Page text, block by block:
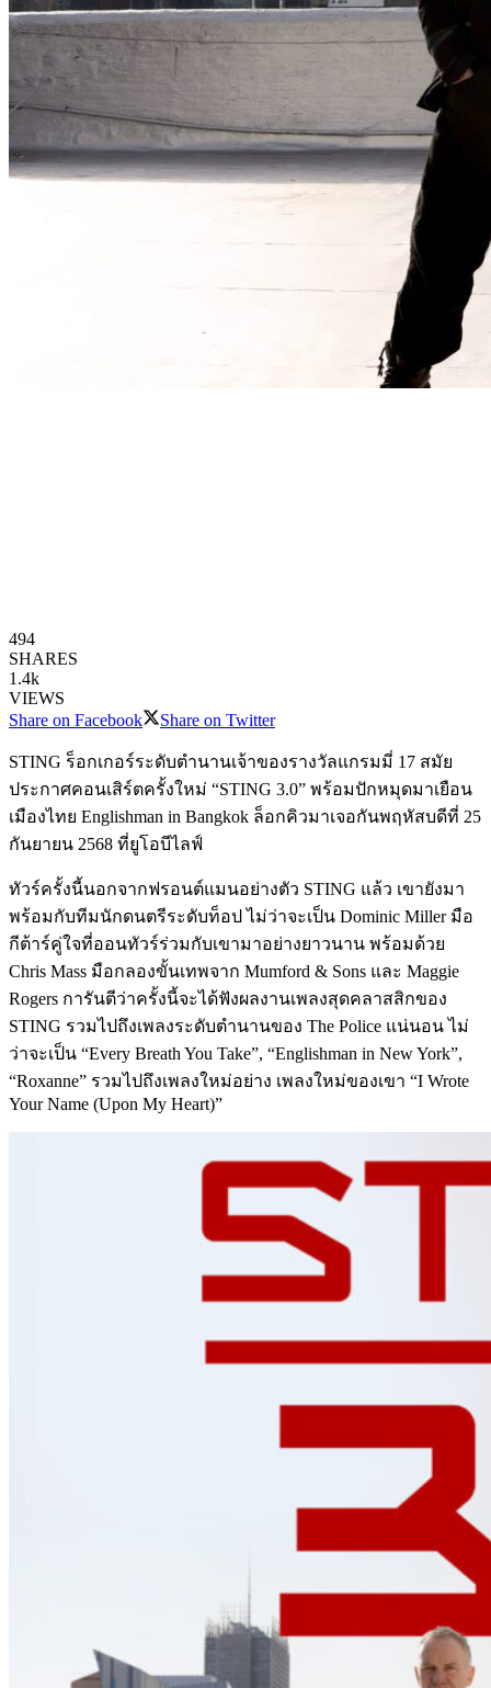
494
SHARES
1.4k
VIEWS
Share on Facebook
Share on Twitter
STING ร็อกเกอร์ระดับตำนานเจ้าของรางวัลแกรมมี่ 17 สมัย
ประกาศคอนเสิร์ตครั้งใหม่ “STING 3.0” พร้อมปักหมุดมาเยือน
เมืองไทย Englishman in Bangkok ล็อกคิวมาเจอกันพฤหัสบดีที่ 25
กันยายน 2568 ที่ยูโอบีไลฟ์
ทัวร์ครั้งนี้นอกจากฟรอนต์แมนอย่างตัว STING แล้ว เขายังมา
พร้อมกับทีมนักดนตรีระดับท็อป ไม่ว่าจะเป็น Dominic Miller มือ
กีต้าร์คู่ใจที่ออนทัวร์ร่วมกับเขามาอย่างยาวนาน พร้อมด้วย
Chris Mass มือกลองขั้นเทพจาก Mumford & Sons และ Maggie
Rogers การันตีว่าครั้งนี้จะได้ฟังผลงานเพลงสุดคลาสสิกของ
STING รวมไปถึงเพลงระดับตำนานของ The Police แน่นอน ไม่
ว่าจะเป็น “Every Breath You Take”, “Englishman in New York”,
“Roxanne” รวมไปถึงเพลงใหม่อย่าง เพลงใหม่ของเขา “I Wrote
Your Name (Upon My Heart)”